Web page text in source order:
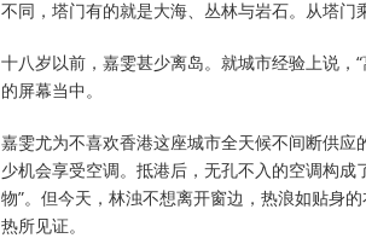
不同，塔门有的就是大海、丛林与岩石。从塔门
十八岁以前，嘉雯甚少离岛。就城市经验上说，
的屏幕当中。
嘉雯尤为不喜欢香港这座城市全天候不间断供应
少机会享受空调。抵港后，无孔不入的空调构成
物”。但今天，林浊不想离开窗边，热浪如贴身
热所见证。